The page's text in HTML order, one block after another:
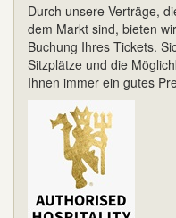
Durch unsere Verträge,
dem Markt sind, bieten
Buchung Ihres Tickets.
Sitzplätze und die
Ihnen immer ein gutes